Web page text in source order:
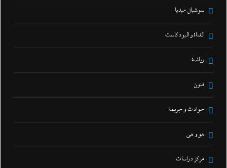
سوشيال ميديا
القناة و البودكاست
رياضة
فنون
حوادث و جريمة
هو و هي
مركز دراسات